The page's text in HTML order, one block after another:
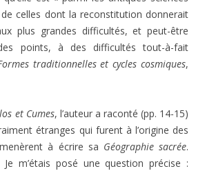
celles dont la reconstitution donnerait
plus grandes difficultés, et peut-être
points, à des difficultés tout-à-fait
traditionnelles et cycles cosmiques,
et Cumes, l’auteur a raconté (pp. 14-15)
étranges qui furent à l’origine des
à écrire sa Géographie sacrée.
m’étais posé une question précise :